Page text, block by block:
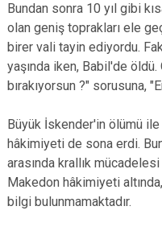
Bundan sonra 10 yıl gibi
olan geniş toprakları ele
birer vali tayin ediyordu.
yaşında iken, Babil'de
bırakıyorsun ?" sorusuna,
Büyük İskender'in ölümü
hâkimiyeti de sona erdi.
arasında krallık
Makedon hâkimiyeti
bilgi bulunmamaktadır.